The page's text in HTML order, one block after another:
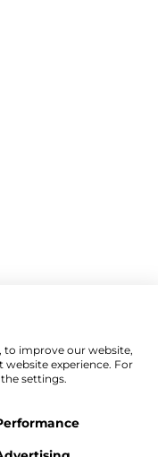
to improve our website,
experience. For
settings.